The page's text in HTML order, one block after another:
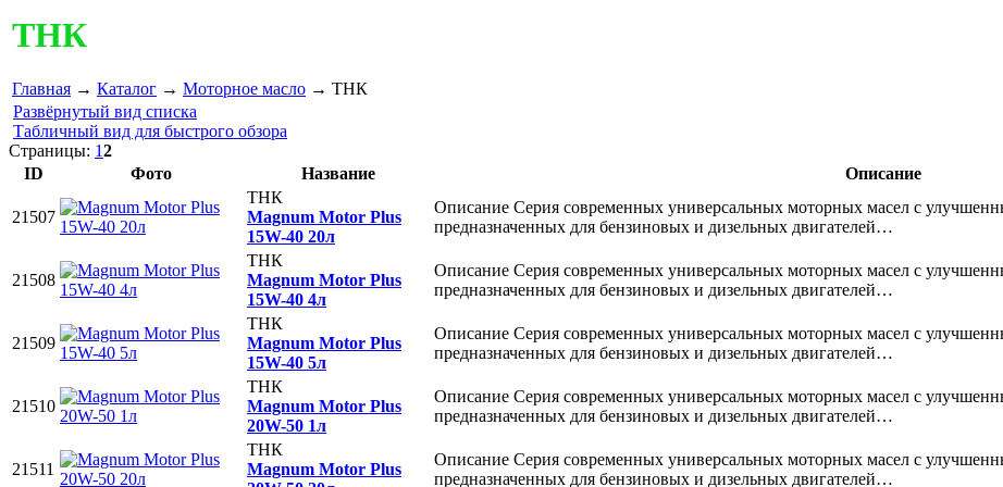
ТНК
Главная → Каталог → Моторное масло → ТНК
Развёрнутый вид списка
Табличный вид для быстрого обзора
Страницы: 12
ID
Фото Название Описание
21507
ТНК
Маgnum Motor Plus
15W-40 20л
Описание Серия современных универсальных моторных масел с
предназначенных для бензиновых и дизельных двигателей…
21508
ТНК
Маgnum Motor Plus
15W-40 4л
Описание Серия современных универсальных моторных масел с
предназначенных для бензиновых и дизельных двигателей…
21509
ТНК
Маgnum Motor Plus
15W-40 5л
Описание Серия современных универсальных моторных масел с
предназначенных для бензиновых и дизельных двигателей…
21510
ТНК
Маgnum Motor Plus
20W-50 1л
Описание Серия современных универсальных моторных масел с
предназначенных для бензиновых и дизельных двигателей…
21511
ТНК
Маgnum Motor Plus
Описание Серия современных универсальных моторных масел с
предназначенных для бензиновых и дизельных двигателей…